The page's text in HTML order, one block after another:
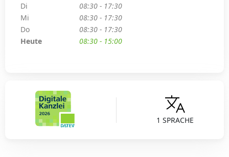
1 SPRACHE
Di
08:30 - 17:30
Mi
08:30 - 17:30
Do
08:30 - 17:30
Heute
08:30 - 15:00